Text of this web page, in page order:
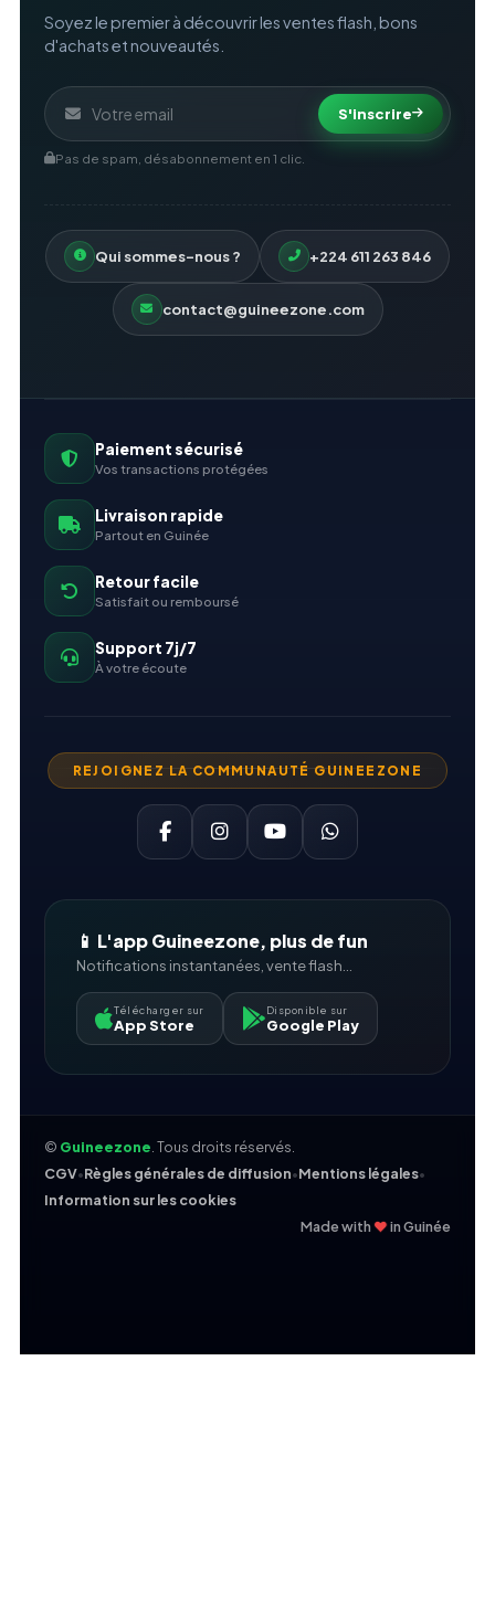
Soyez le premier à découvrir les ventes flash, bons
d'achats et nouveautés.
S'inscrire
Pas de spam, désabonnement en 1 clic.
Qui sommes-nous ? +224 611 263 846
contact@guineezone.com
Paiement sécurisé
Vos transactions protégées
Livraison rapide
Partout en Guinée
Retour facile
Satisfait ou remboursé
Support 7j/7
À votre écoute
REJOIGNEZ LA COMMUNAUTÉ GUINEEZONE
📱 L'app Guineezone, plus de fun
Notifications instantanées, vente flash...
Télécharger sur
App Store
Disponible sur
Google Play
© Guineezone . Tous droits réservés.
CGV•Règles générales de diffusion•Mentions légales•
Information sur les cookies
Made with❤in Guinée